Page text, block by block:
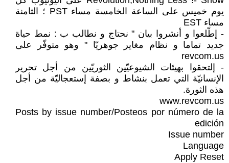
يوم خميس على الساعة الخامسة مساء PST ؛ الثامنة
مساء EST
- إطّلعوا و أنشروا بيان " نحتاج و نطالب ب : نمط حياة
جديد تماما و نظام مغاير جوهريّا " وهو متوفّر على
revcom.us
- إلتحقوا بهيئات الشيوعيّين الثوريّين من أجل تحرير
الإنسانيّة التي تعمل بنشاط و بصفة إستعجاليّة من أجل
هذه الثورة.
www.revcom.us
Posts by issue number/Posteos por número de la
edición
Issue number
Language
Apply Reset